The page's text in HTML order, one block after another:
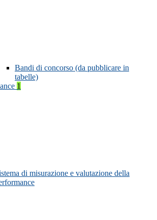
Bandi di concorso (da pubblicare in
tabelle)
1
di misurazione e valutazione della